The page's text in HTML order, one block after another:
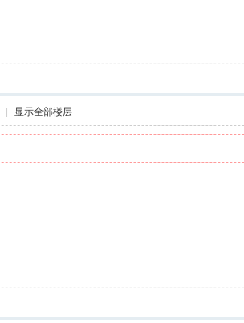
显示全部楼层